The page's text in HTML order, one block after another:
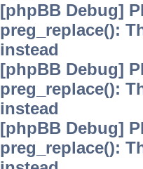
[phpBB Debug]
preg_replace():
instead
[phpBB Debug]
preg_replace():
instead
[phpBB Debug]
preg_replace():